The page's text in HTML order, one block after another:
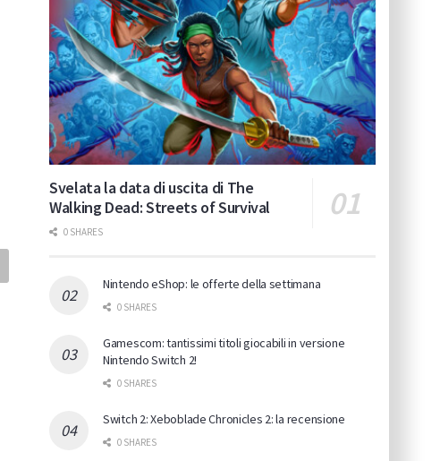
Svelata la data di uscita di The
Walking Dead: Streets of Survival
0 SHARES
Nintendo eShop: le offerte della settimana
0 SHARES
Gamescom: tantissimi titoli giocabili in versione
Nintendo Switch 2!
0 SHARES
Switch 2: Xeboblade Chronicles 2: la recensione
0 SHARES